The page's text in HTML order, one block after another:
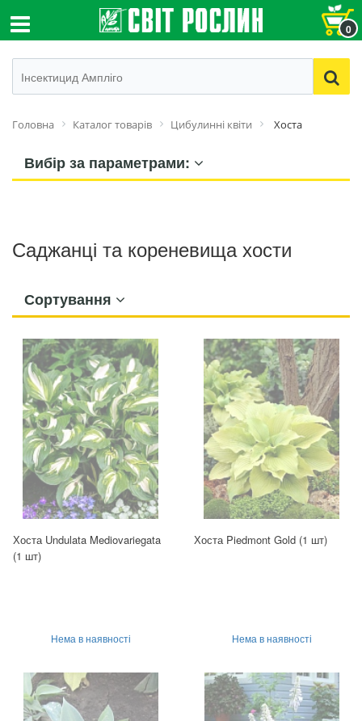
0
Головна Каталог товарів Цибулинні квіти Хоста
Вибір за параметрами:
Саджанці та кореневища хости
Сортування
Хоста Undulata Mediovariegata
(1 шт)
Нема в наявності
Хоста Piedmont Gold (1 шт)
Нема в наявності